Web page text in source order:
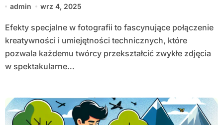
admin wrz 4, 2025
Efekty specjalne w fotografii to fascynujące połączenie
kreatywności i umiejętności technicznych, które
pozwala każdemu twórcy przekształcić zwykłe zdjęcia
w spektakularne…